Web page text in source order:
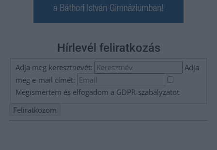
Hírlevél feliratkozás
Adja meg keresztnevét:
Adja
meg e-mail címét:
Megismertem és elfogadom a GDPR-szabályzatot